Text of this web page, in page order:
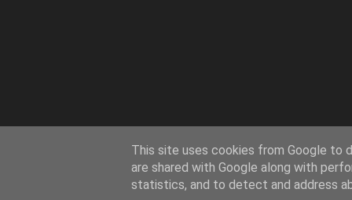
This site uses cookies from Google to
are shared with Google along with
statistics, and to detect and address